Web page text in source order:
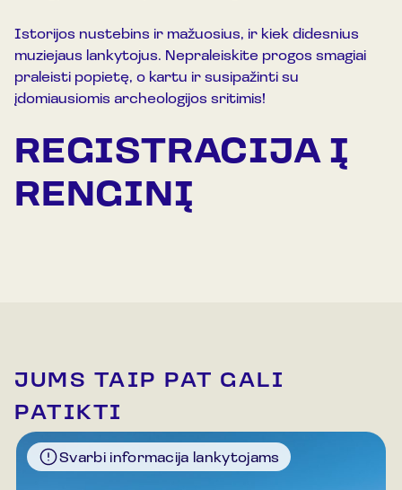
Istorijos nustebins ir mažuosius, ir kiek didesnius
muziejaus lankytojus. Nepraleiskite progos smagiai
praleisti popietę, o kartu ir susipažinti su
įdomiausiomis archeologijos sritimis!
REGISTRACIJA Į
RENGINĮ
JUMS TAIP PAT GALI
PATIKTI
Svarbi informacija lankytojams